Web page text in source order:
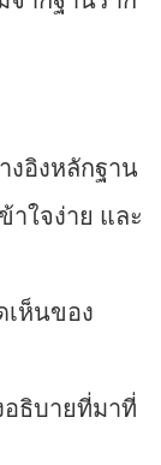
งอิงหลักฐาน
าใจง่าย และ
ห็นของ
ธิบายที่มาที่